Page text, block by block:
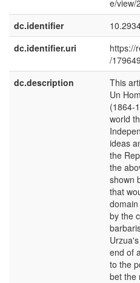
e/view/
dc.identifier
dc.identifier.uri
https://
/179649
dc.description
This
Un
(1864-
world
ideas
the
the
shown
that
by the
end of
to the
bet the